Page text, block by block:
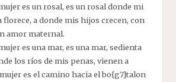
es un rosal, es un rosal donde mi
florece, a donde mis hijos crecen, con
amor maternal.
es una mar, es una mar, sedienta
los ríos de mis penas, vienen a
es el camino hacia el bo{g7}talon